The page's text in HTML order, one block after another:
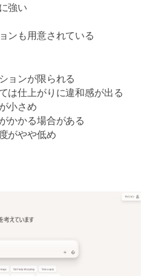
強い
ンも用意されている
ョンが限られる
は仕上がりに違和感が出る
小さめ
かかる場合がある
がやや低め